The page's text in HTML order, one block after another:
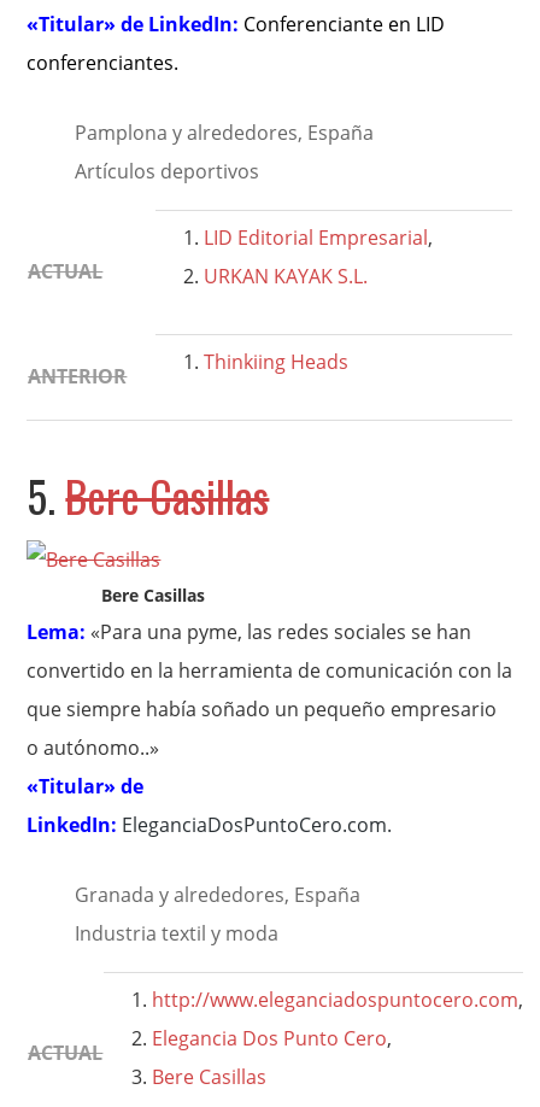
«Titular» de LinkedIn: Conferenciante en LID
conferenciantes.
Pamplona y alrededores, España
Artículos deportivos
ACTUAL
LID Editorial Empresarial,
URKAN KAYAK S.L.
ANTERIOR
Thinkiing Heads
5.Bere Casillas
Bere Casillas
Lema: «Para una pyme, las redes sociales se han
convertido en la herramienta de comunicación con la
que siempre había soñado un pequeño empresario
o autónomo..»
«Titular» de
LinkedIn: EleganciaDosPuntoCero.com.
Granada y alrededores, España
Industria textil y moda
ACTUAL
http://www.eleganciadospuntocero.com,
Elegancia Dos Punto Cero,
Bere Casillas